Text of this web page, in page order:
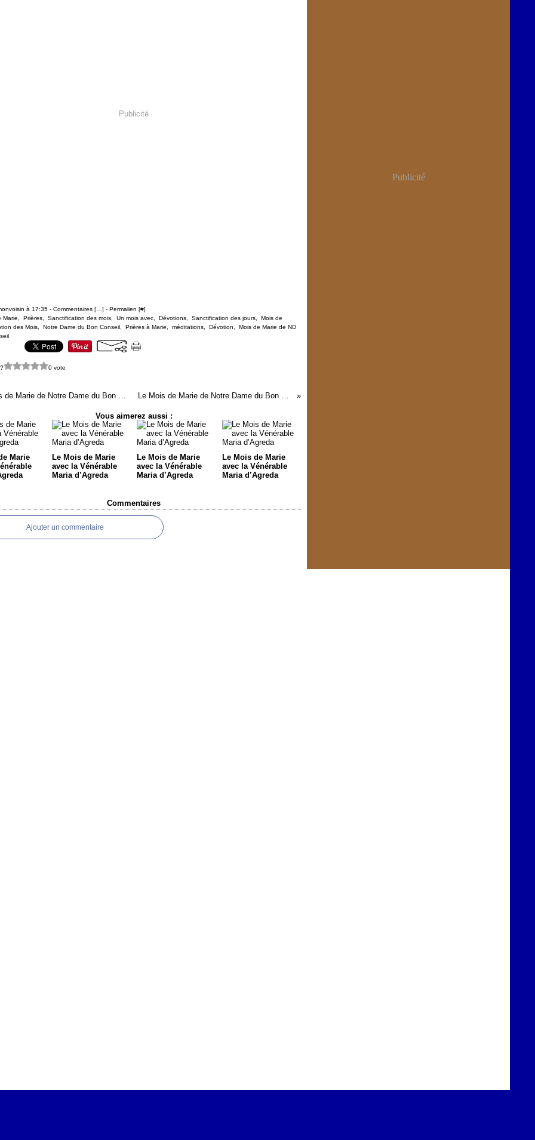
Publicité
à 17:35 - Commentaires [ ] - Permalien [#]
Marie Prières Sanctification des mois Un mois avec Dévotions Sanctification des jours
Mois de
des Mois Notre Dame du Bon Conseil Prières à Marie méditations Dévotion
Mois de Marie de ND
0 vote
Le Mois de Marie de Notre Dame du Bon Conseil Le Mois de Marie de Notre Dame du Bon Conseil
Vous aimerez aussi :
Marie
Le Mois de Marie
avec la Vénérable
Maria d’Agreda
Le Mois de Marie
avec la Vénérable
Maria d’Agreda
Le Mois de Marie
avec la Vénérable
Maria d’Agreda
Commentaires
Ajouter un commentaire
Publicité